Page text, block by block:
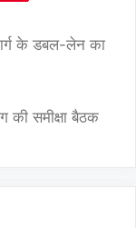
के डबल-लेन का
की समीक्षा बैठक